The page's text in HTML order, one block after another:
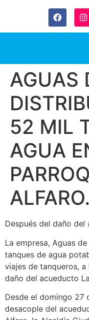
AGUAS
52 MIL
AGUA
ALFARO.
Después del daño del
La empresa, Aguas
tanques de agua
viajes de tanqueros,
daño del acueducto
Desde el domingo 27
desacople del